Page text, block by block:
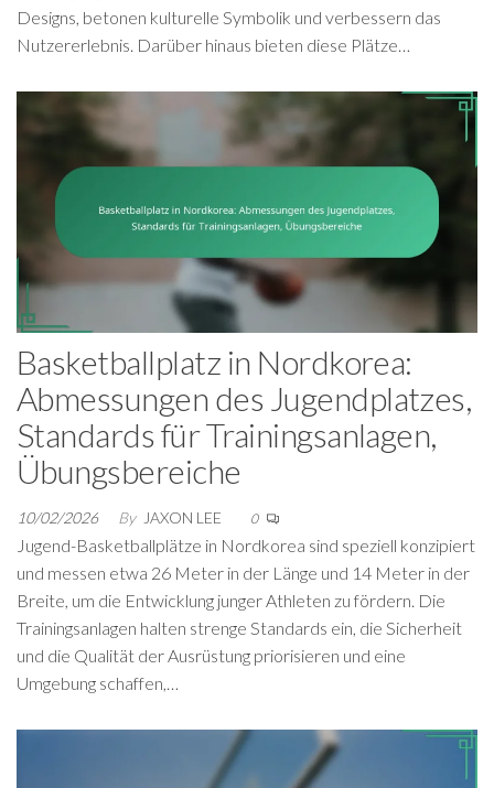
Designs, betonen kulturelle Symbolik und verbessern das
Nutzererlebnis. Darüber hinaus bieten diese Plätze…
Basketballplatz in Nordkorea:
Abmessungen des Jugendplatzes,
Standards für Trainingsanlagen,
Übungsbereiche
10/02/2026 By JAXON LEE 0
Jugend-Basketballplätze in Nordkorea sind speziell konzipiert
und messen etwa 26 Meter in der Länge und 14 Meter in der
Breite, um die Entwicklung junger Athleten zu fördern. Die
Trainingsanlagen halten strenge Standards ein, die Sicherheit
und die Qualität der Ausrüstung priorisieren und eine
Umgebung schaffen,…